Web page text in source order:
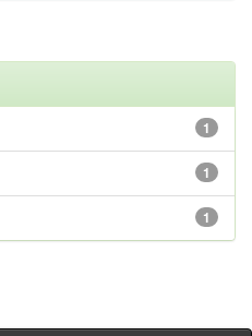
1
1
1